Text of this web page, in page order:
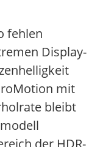
fehlen
Display-
mit
bleibt